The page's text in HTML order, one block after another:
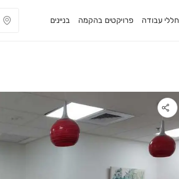
חללי עבודה פרויקטים בהקמה בניינים